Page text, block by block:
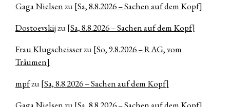
Gaga Nielsenzu [Sa, 8.8.2026 – Sachen auf dem Kopf]
Dostoevskijzu [Sa, 8.8.2026 – Sachen auf dem Kopf]
Frau Klugscheisserzu [So, 9.8.2026 – RAG, vom
Träumen]
mpfzu [Sa, 8.8.2026 – Sachen auf dem Kopf]